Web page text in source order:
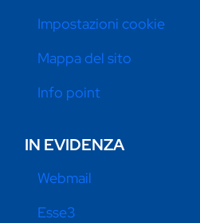
Impostazioni cookie
Mappa del sito
Info point
IN EVIDENZA
Webmail
Esse3